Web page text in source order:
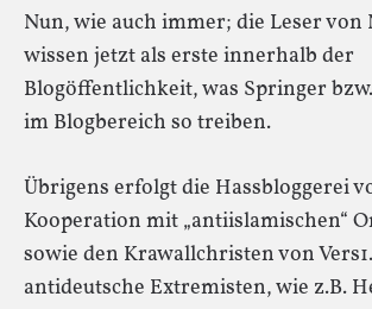
Nun, wie auch immer; die Leser von
wissen jetzt als erste innerhalb der
Blogöffentlichkeit, was Springer
im Blogbereich so treiben.
Übrigens erfolgt die Hassbloggerei
Kooperation mit „antiislamischen“
sowie den Krawallchristen von
antideutsche Extremisten, wie z.B.